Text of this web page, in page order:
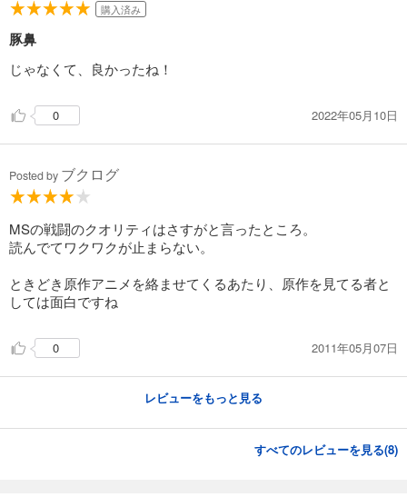
試し読み
完結
あらすじを表示する
完結
カート
機動戦士ガンダム MSV-R ジョニー・ライデンの帰還(24)
購入済み
豚鼻
じゃなくて、良かったね！
0 2022年05月10日
Posted by ブクログ
MSの戦闘のクオリティはさすがと言ったところ。
読んでてワクワクが止まらない。
ときどき原作アニメを絡ませてくるあたり、原作を見てる者と
しては面白ですね
0 2011年05月07日
レビューをもっと見る
すべてのレビューを見る(8)